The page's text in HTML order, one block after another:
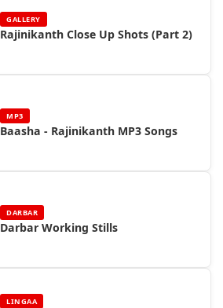
GALLERY
Rajinikanth Close Up Shots (Part 2)
MP3
Baasha - Rajinikanth MP3 Songs
DARBAR
Darbar Working Stills
LINGAA